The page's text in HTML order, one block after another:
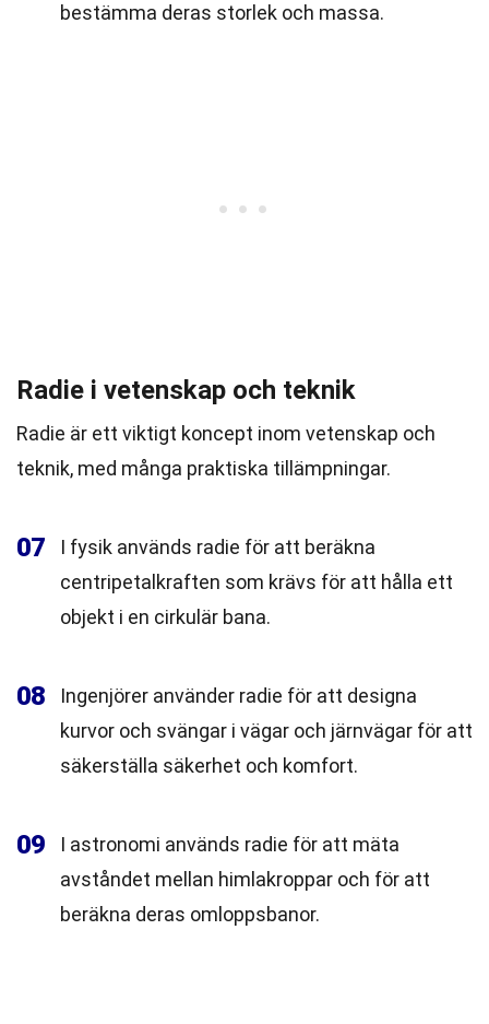
bestämma deras storlek och massa.
Radie i vetenskap och teknik
Radie är ett viktigt koncept inom vetenskap och
teknik, med många praktiska tillämpningar.
07
I fysik används radie för att beräkna
centripetalkraften som krävs för att hålla ett
objekt i en cirkulär bana.
08
Ingenjörer använder radie för att designa
kurvor och svängar i vägar och järnvägar för att
säkerställa säkerhet och komfort.
09
I astronomi används radie för att mäta
avståndet mellan himlakroppar och för att
beräkna deras omloppsbanor.